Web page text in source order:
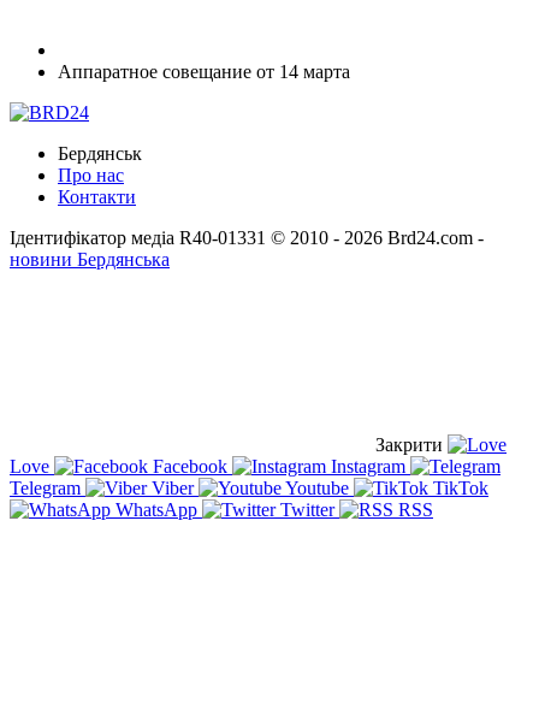
Аппаратное совещание от 14 марта
Бердянськ
Про нас
Контакти
Ідентифікатор медіа R40-01331 © 2010 - 2026 Brd24.com -
новини Бердянська
Закрити
Love
Facebook
Instagram
Telegram
Viber Youtube
TikTok
WhatsApp
Twitter RSS